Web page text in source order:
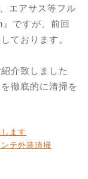
エアサス等フル
ですが、前回
ております。
介致しました
徹底的に清掃を
ます
テ外装清掃